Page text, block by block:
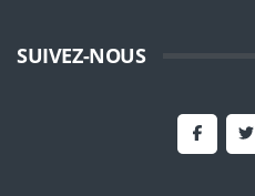
SUIVEZ-NOUS